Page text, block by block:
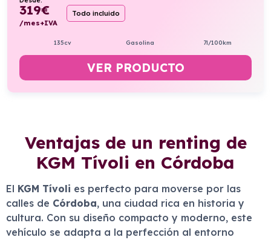
319€
/mes+IVA
Todo incluido
135cv Gasolina 7l/100km
VER PRODUCTO
Ventajas de un renting de
KGM Tívoli en Córdoba
El KGM Tívoli es perfecto para moverse por las
calles de Córdoba, una ciudad rica en historia y
cultura. Con su diseño compacto y moderno, este
vehículo se adapta a la perfección al entorno